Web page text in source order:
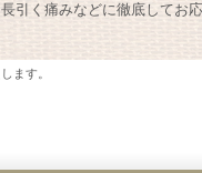
く痛みなどに徹底して
ます。